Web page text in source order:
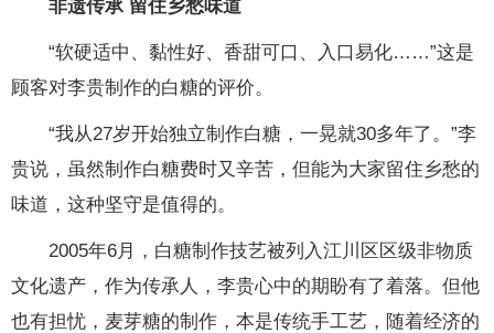
非遗传承 留住乡愁味道
“软硬适中、黏性好、香甜可口、入口易化……”这是
顾客对李贵制作的白糖的评价。
“我从27岁开始独立制作白糖，一晃就30多年了。”李
贵说，虽然制作白糖费时又辛苦，但能为大家留住乡愁的
味道，这种坚守是值得的。
2005年6月，白糖制作技艺被列入江川区区级非物质
文化遗产，作为传承人，李贵心中的期盼有了着落。但他
也有担忧，麦芽糖的制作，本是传统手工艺，随着经济的